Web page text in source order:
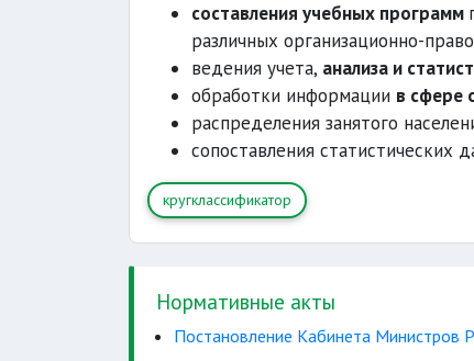
составления учебных программ
различных организационно-
ведения учета, анализа и
обработки информации в сфере
распределения занятого
сопоставления статистических
кругклассификатор
Нормативные акты
Постановление Кабинета Министров